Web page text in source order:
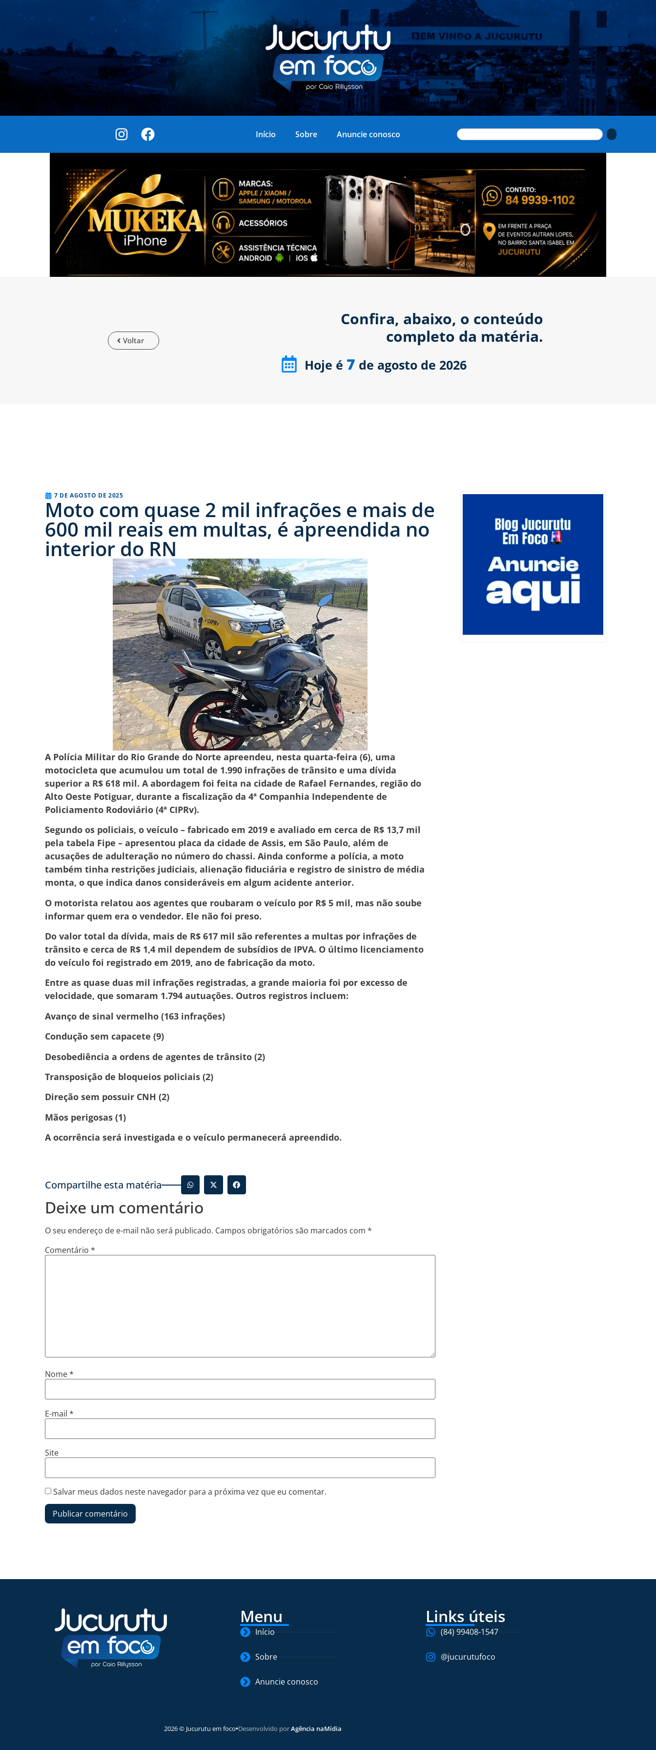
Início Sobre Anuncie conosco
Voltar
Confira, abaixo, o conteúdo
completo da matéria.
Hoje é 7 de agosto de 2026
7 DE AGOSTO DE 2025
Moto com quase 2 mil infrações e mais de
600 mil reais em multas, é apreendida no
interior do RN
A Polícia Militar do Rio Grande do Norte apreendeu, nesta quarta-feira (6), uma
motocicleta que acumulou um total de 1.990 infrações de trânsito e uma dívida
superior a R$ 618 mil. A abordagem foi feita na cidade de Rafael Fernandes, região do
Alto Oeste Potiguar, durante a fiscalização da 4ª Companhia Independente de
Policiamento Rodoviário (4ª CIPRv).
Segundo os policiais, o veículo – fabricado em 2019 e avaliado em cerca de R$ 13,7 mil
pela tabela Fipe – apresentou placa da cidade de Assis, em São Paulo, além de
acusações de adulteração no número do chassi. Ainda conforme a polícia, a moto
também tinha restrições judiciais, alienação fiduciária e registro de sinistro de média
monta, o que indica danos consideráveis em algum acidente anterior.
O motorista relatou aos agentes que roubaram o veículo por R$ 5 mil, mas não soube
informar quem era o vendedor. Ele não foi preso.
Do valor total da dívida, mais de R$ 617 mil são referentes a multas por infrações de
trânsito e cerca de R$ 1,4 mil dependem de subsídios de IPVA. O último licenciamento
do veículo foi registrado em 2019, ano de fabricação da moto.
Entre as quase duas mil infrações registradas, a grande maioria foi por excesso de
velocidade, que somaram 1.794 autuações. Outros registros incluem:
Avanço de sinal vermelho (163 infrações)
Condução sem capacete (9)
Desobediência a ordens de agentes de trânsito (2)
Transposição de bloqueios policiais (2)
Direção sem possuir CNH (2)
Mãos perigosas (1)
A ocorrência será investigada e o veículo permanecerá apreendido.
Compartilhe esta matéria
Deixe um comentário
O seu endereço de e-mail não será publicado. Campos obrigatórios são marcados com *
Comentário *
Nome*
E-mail *
Site
Salvar meus dados neste navegador para a próxima vez que eu comentar.
Menu
Início
Sobre
Anuncie conosco
Links úteis
(84) 99408-1547
@jucurutufoco
2026 © Jucurutu em foco•Desenvolvido porAgência naMídia